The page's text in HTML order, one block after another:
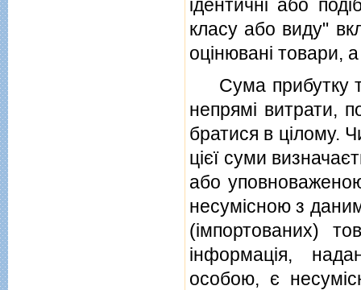
iдентичнi або
класу або виду"
оцiнюванi товари,
Сума прибутку
непрямi витрати,
братися в цiлому.
цiєї суми
або
несумiсною з
(iмпортованих)
iнформацiя,
особою, є